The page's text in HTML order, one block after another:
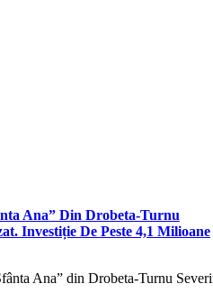
Ana” Din Drobeta-Turnu
Investiție De Peste 4,1 Milioane
Ana” din Drobeta-Turnu